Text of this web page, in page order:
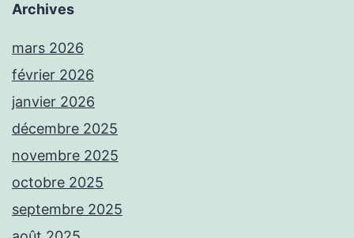
Archives
mars 2026
février 2026
janvier 2026
décembre 2025
novembre 2025
octobre 2025
septembre 2025